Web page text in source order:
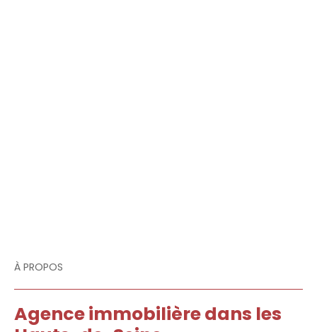
À PROPOS
Agence immobilière dans les